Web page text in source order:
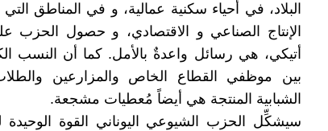
البلاد، في أحياء سكنية عمالية، و في المناطق
الإنتاج الصناعي و الاقتصادي، و حصول الحزب
أتيكي، هي رسائل واعدةٌ باﻷمل. كما أن النسب
بين موظفي القطاع الخاص والمزارعين
الشبابية المنتجة هي أيضاً مُعطيات مشجعة.
سيشكِّل الحزب الشيوعي اليوناني القوة الوحيدة